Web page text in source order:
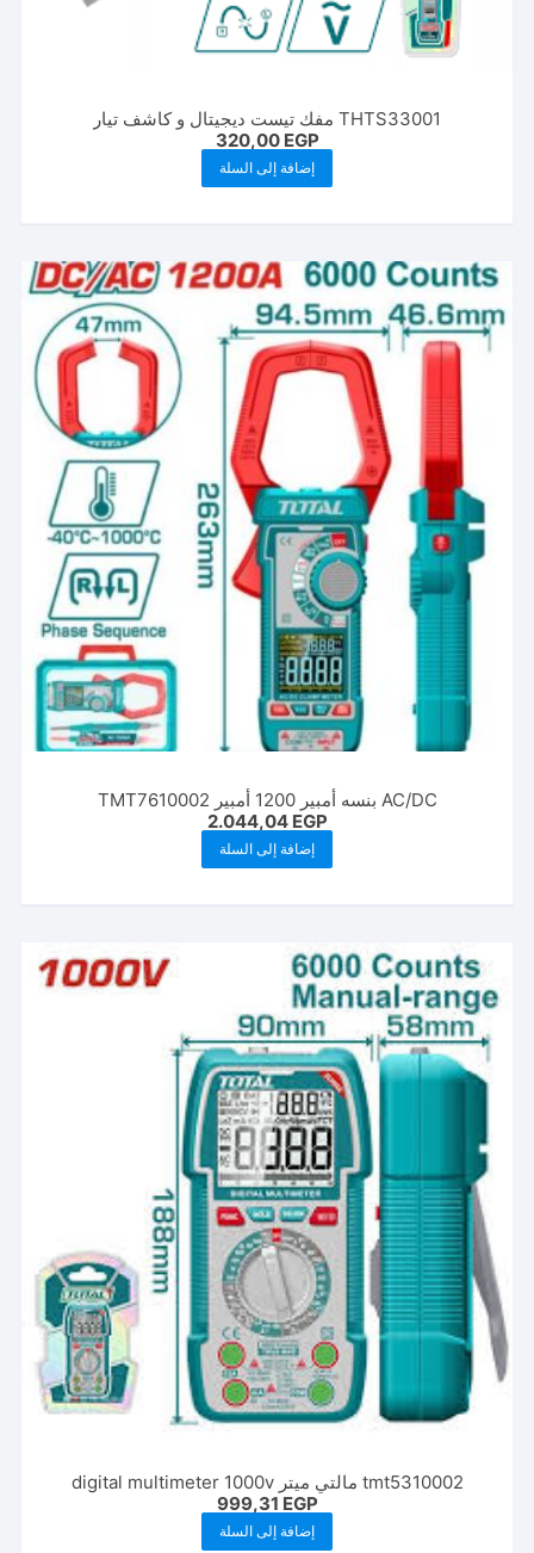
THTS33001 مفك تيست ديجيتال و كاشف تيار
320,00 EGP
إضافة إلى السلة
AC/DC بنسه أمبير 1200 أمبير TMT7610002
2.044,04 EGP
إضافة إلى السلة
tmt5310002 مالتي ميتر digital multimeter 1000v
999,31 EGP
إضافة إلى السلة